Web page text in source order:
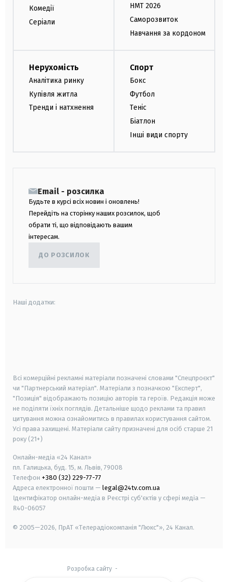
Комедії
Серіали
НМТ 2026
Саморозвиток
Навчання за кордоном
Нерухомість
Аналітика ринку
Купівля житла
Тренди і натхнення
Спорт
Бокс
Футбол
Теніс
Біатлон
Інші види спорту
Email - розсилка
Будьте в курсі всіх новин і оновлень!
Перейдіть на сторінку наших розсилок, щоб
обрати ті, що відповідають вашим
інтересам.
ДО РОЗСИЛОК
Наші додатки:
Всі комерційні рекламні матеріали позначені словами "Спецпроєкт"
чи "Партнерський матеріал". Матеріали з позначкою "Експерт",
"Позиція" відображають позицію авторів та героїв. Редакція може
не поділяти їхніх поглядів. Детальніше щодо реклами та правил
цитування можна ознайомитись в правилах користування сайтом.
Усі права захищені. Матеріали сайту призначені для осіб старше 21
року (21+)
Онлайн-медіа «24 Канал»
пл. Галицька, буд. 15, м. Львів, 79008
Телефон +380 (32) 229-77-77
Адреса електронної пошти — legal@24tv.com.ua
Ідентифікатор онлайн-медіа в Реєстрі суб'єктів у сфері медіа —
R40-06057
© 2005—2026, ПрАТ «Телерадіокомпанія "Люкс"», 24 Канал.
Розробка сайту-